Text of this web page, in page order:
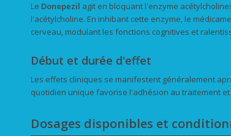
Le Donepezil agit en bloquant l'enzyme
l'acétylcholine. En inhibant cette enzyme, le
cerveau, modulant les fonctions cognitives et
Début et durée d'effet
Les effets cliniques se manifestent généralement
quotidien unique favorise l'adhésion au traitement et
Dosages disponibles et